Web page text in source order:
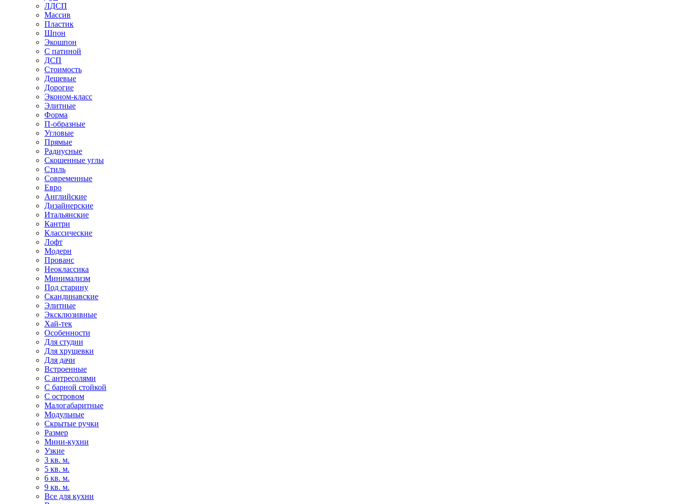
ЛДСП
Массив
Пластик
Шпон
Экошпон
С патиной
ДСП
Стоимость
Дешевые
Дорогие
Эконом-класс
Элитные
Форма
П-образные
Угловые
Прямые
Радиусные
Скошенные углы
Стиль
Современные
Евро
Английские
Дизайнерские
Итальянские
Кантри
Классические
Лофт
Модерн
Прованс
Неоклассика
Минимализм
Под старину
Скандинавские
Элитные
Эксклюзивные
Хай-тек
Особенности
Для студии
Для хрущевки
Для дачи
Встроенные
С антресолями
С барной стойкой
С островом
Малогабаритные
Модульные
Скрытые ручки
Размер
Мини-кухни
Узкие
3 кв. м.
5 кв. м.
6 кв. м.
9 кв. м.
Все для кухни